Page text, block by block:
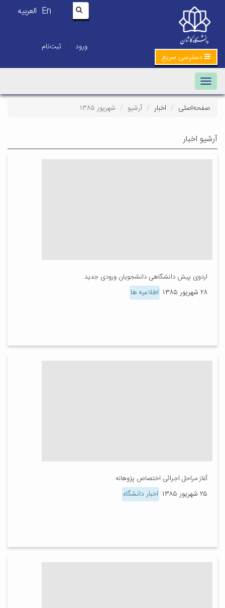
En العربیه
ورود | ثبت‌نام
دسترسی سریع
Toggle navigation
صفحه‌اصلی اخبار آرشیو شهریور ۱۳۸۵
آرشیو اخبار
اردوی پیش دانشگاهی دانشجویان ورودی جدید
۲۸ شهریور ۱۳۸۵ اطلاعیه ها
آغاز مراحل اجرائی اختصاص پژوهانه
۲۵ شهریور ۱۳۸۵ اخبار دانشگاه